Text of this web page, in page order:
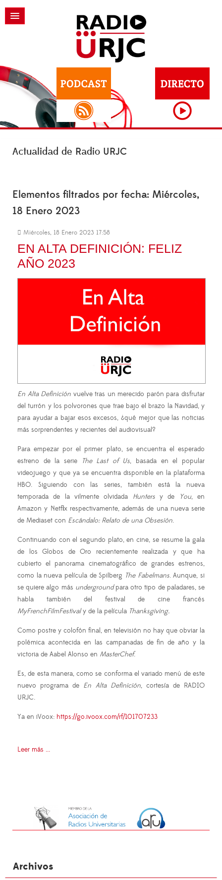
Actualidad de Radio URJC
Elementos filtrados por fecha: Miércoles,
18 Enero 2023
Miércoles, 18 Enero 2023 17:58
EN ALTA DEFINICIÓN: FELIZ
AÑO 2023
En Alta Definición vuelve tras un merecido parón para disfrutar
del turrón y los polvorones que trae bajo el brazo la Navidad, y
para ayudar a bajar esos excesos, ¿qué mejor que las noticias
más sorprendentes y recientes del audiovisual?
Para empezar por el primer plato, se encuentra el esperado
estreno de la serie
The Last of Us, basada en el popular
videojuego y que ya se encuentra disponible en la plataforma
HBO. Siguiendo con las series, también está la nueva
temporada de la vilmente olvidada Huntersy de You, en
Amazon y Netflix respectivamente, además de una nueva serie
de Mediaset con Escándalo: Relato de una Obsesión.
Continuando con el segundo plato, en cine, se resume la gala
de los Globos de Oro recientemente realizada y que ha
cubierto el panorama cinematográfico de grandes estrenos,
como la nueva película de Spilberg The Fabelmans. Aunque, si
se quiere algo más undergroundpara otro tipo de paladares, se
habla también del festival de cine francés
MyFrenchFilmFestivaly de la película Thanksgiving.
Como postre y colofón final, en televisión no hay que obviar la
polémica acontecida en las campanadas de fin de año y la
victoria de Aabel Alonso en MasterChef.
Es, de esta manera, como se conforma el variado menú de este
nuevo programa de En Alta Definición, cortesía de RADIO
URJC.
Ya en iVoox: https://go.ivoox.com/rf/101707233
Leer más ...
Archivos